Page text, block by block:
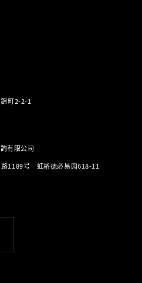
町2-2-1
詢有限公司
1189号 虹桥德必易园618-11